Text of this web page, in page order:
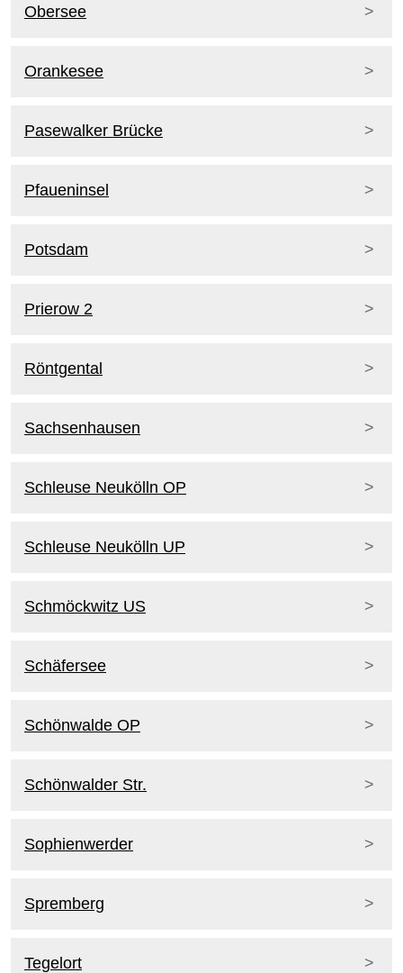
Obersee
Orankesee
Pasewalker Brücke
Pfaueninsel
Potsdam
Prierow 2
Röntgental
Sachsenhausen
Schleuse Neukölln OP
Schleuse Neukölln UP
Schmöckwitz US
Schäfersee
Schönwalde OP
Schönwalder Str.
Sophienwerder
Spremberg
Tegelort